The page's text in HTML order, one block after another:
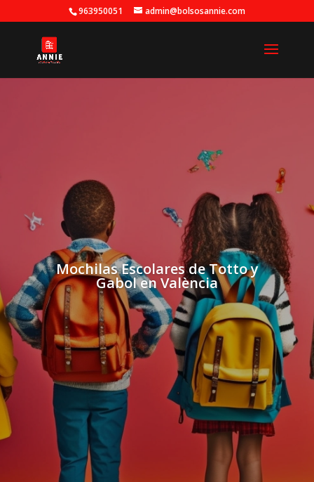
963950051 admin@bolsosannie.com
Mochilas Escolares de Totto y
Gabol en València